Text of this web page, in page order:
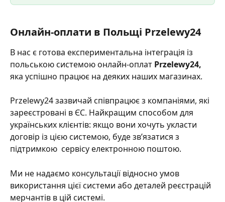
Онлайн-оплати в Польщі Przelewy24
В нас є готова експериментальна інтеграція із
польською системою онлайн-оплат Przelewy24,
яка успішно працює на деяких наших магазинах.
Przelewy24 зазвичай співпрацює з компаніями, які
зареєстровані в ЄС. Найкращим способом для
українських клієнтів: якщо вони хочуть укласти
договір із цією системою, буде зв’язатися з
підтримкою  сервісу електронною поштою.
Ми не надаємо консультації відносно умов
використання цієї системи або деталей реєстрацій
мерчантів в цій системі.